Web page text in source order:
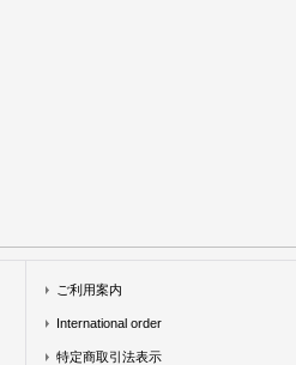
ご利用案内
International order
特定商取引法表示